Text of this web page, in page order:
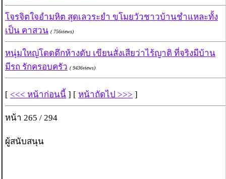
โจรจิตใจอำมหิต สุดเลวระยำ ขโมยวัวชาวบ้านชำแหละทั้ง
เป็น คาสวน ( 756views)
หนุ่มใหญ่โดดตึกห้างดับ เขียนสั่งเสียว่าไร้ญาติ ที่จริงมีบ้าน
มีรถ รักครอบครัว ( 9436views)
[ <<< หน้าก่อนนี้ ] [ หน้าถัดไป >>> ]
หน้า 265 / 294
ผู้สนับสนุน